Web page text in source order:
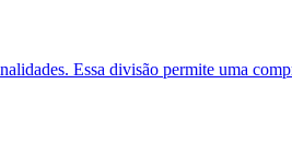
Essa divisão permite uma